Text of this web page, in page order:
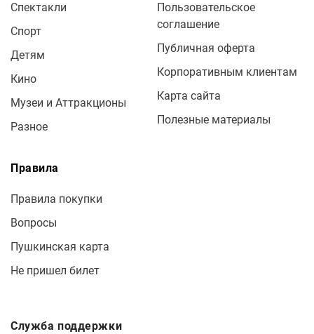
Спектакли
Спорт
Детям
Кино
Музеи и Аттракционы
Разное
Пользовательское
соглашение
Публичная оферта
Корпоративным клиентам
Карта сайта
Полезные материалы
Правила
Правила покупки
Вопросы
Пушкинская карта
Не пришел билет
Служба поддержки